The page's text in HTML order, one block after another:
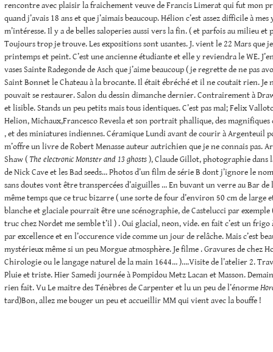
rencontre avec plaisir la fraichement veuve de Francis Limerat qui fut mon
quand j’avais 18 ans et que j’aimais beaucoup. Hélion c’est assez difficile à mes
m’intéresse. Il y a de belles saloperies aussi vers la fin. ( et parfois au milieu et
Toujours trop je trouve. Les expositions sont usantes. J. vient le 22 Mars que
printemps et peint. C’est une ancienne étudiante et elle y reviendra le WE.
vases Sainte Radegonde de Asch que j’aime beaucoup ( je regrette de ne pas
Saint Bonnet le Chateau à la brocante. Il était ébréché et il ne coutait rien. Je
pouvait se restaurer. Salon du dessin dimanche dernier. Contrairement à
et lisible. Stands un peu petits mais tous identiques. C’est pas mal; Felix
Helion, Michaux,Francesco Revesla et son portrait phallique, des magnifiques
, et des miniatures indiennes. Céramique Lundi avant de courir à Argenteuil
m’offre un livre de Robert Menasse auteur autrichien que je ne connais pas.
Shaw (The electronic Monster and 13 ghosts ), Claude Gillot, photographie dans
de Nick Cave et les Bad seeds… Photos d’un film de série B dont j’ignore le
sans doutes vont être transpercées d’aiguilles … En buvant un verre au Bar de
même temps que ce truc bizarre ( une sorte de four d’environ 50 cm de large
blanche et glaciale pourrait être une scénographie, de Castelucci par exemple
truc chez Nordet me semble t’il ) . Oui glacial, neon, vide. en fait c’est un
par excellence et en l’occurence vide comme un jour de relâche. Mais c’est
mystérieux même si un peu Morgue atmosphère. Je filme . Gravures de chez
Chirologie ou le langage naturel de la main 1644… )….Visite de l’atelier 2.
Pluie et triste. Hier Samedi journée à Pompidou Metz Lacan et Masson.
rien fait. Vu Le maitre des Ténèbres de Carpenter et lu un peu de l’énorme
tard)Bon, allez me bouger un peu et accueillir MM qui vient avec la bouffe !